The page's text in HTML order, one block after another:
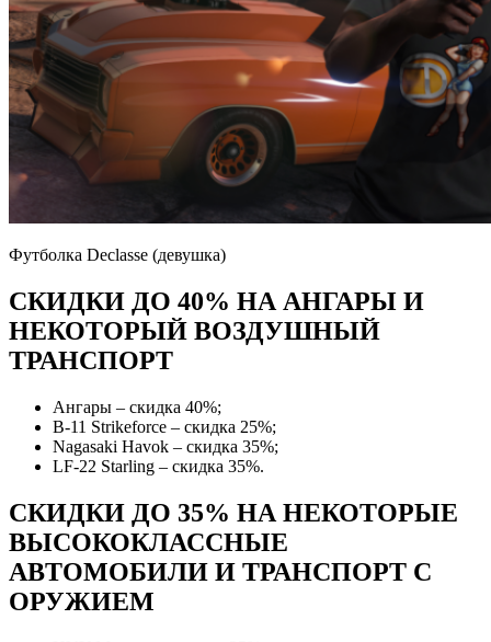
Футболка Declasse (девушка)
СКИДКИ ДО 40% НА АНГАРЫ И
НЕКОТОРЫЙ ВОЗДУШНЫЙ
ТРАНСПОРТ
Ангары – скидка 40%;
B-11 Strikeforce – скидка 25%;
Nagasaki Havok – скидка 35%;
LF-22 Starling – скидка 35%.
СКИДКИ ДО 35% НА НЕКОТОРЫЕ
ВЫСОКОКЛАССНЫЕ
АВТОМОБИЛИ И ТРАНСПОРТ С
ОРУЖИЕМ